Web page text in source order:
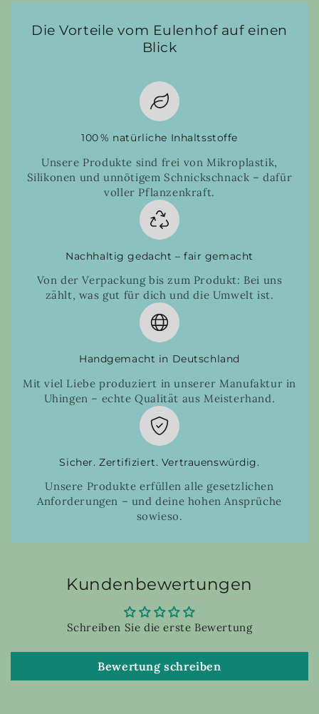
Die Vorteile vom Eulenhof auf einen
Blick
100 % natürliche Inhaltsstoffe
Unsere Produkte sind frei von Mikroplastik,
Silikonen und unnötigem Schnickschnack – dafür
voller Pflanzenkraft.
Nachhaltig gedacht – fair gemacht
Von der Verpackung bis zum Produkt: Bei uns
zählt, was gut für dich und die Umwelt ist.
Handgemacht in Deutschland
Mit viel Liebe produziert in unserer Manufaktur in
Uhingen – echte Qualität aus Meisterhand.
Sicher. Zertifiziert. Vertrauenswürdig.
Unsere Produkte erfüllen alle gesetzlichen
Anforderungen – und deine hohen Ansprüche
sowieso.
Kundenbewertungen
Schreiben Sie die erste Bewertung
Bewertung schreiben